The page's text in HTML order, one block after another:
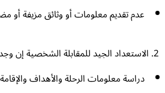
عدم تقديم معلومات أو وثائق مزيفة أو
دراسة معلومات الرحلة والأهداف والإقامة